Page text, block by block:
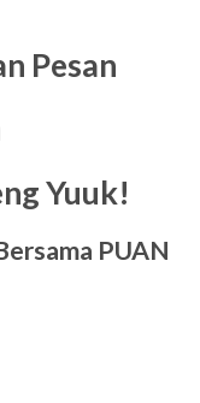
Pesan
Yuuk!
PUAN